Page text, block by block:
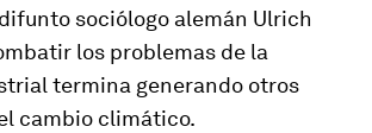
sociólogo alemán Ulrich
los problemas de la
termina generando otros
cambio climático.